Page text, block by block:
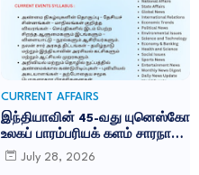
CURRENT AFFAIRS
இந்தியாவின் 45-வது யுனெஸ்கோ
உலகப் பாரம்பரியக் களம் சாரநாத்:
TNPSC CURRENT AFFAIRS IN
TAMIL JULY 2026
July 28, 2026